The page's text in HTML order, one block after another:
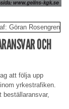
OCH
att följa upp
yrkestrafiken.
beställaransvar,